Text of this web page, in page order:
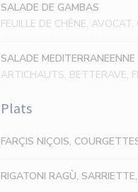
SALADE DE GAMBAS
FEUILLE DE CHÊNE,
SALADE MEDITERRANEENNE
ARTICHAUTS, BETTERAVE,
Plats
FARÇIS NIÇOIS,
RIGATONI RAGÙ,